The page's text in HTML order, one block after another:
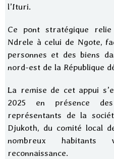
l’Ituri.
Ce pont stratégique
Ndrele à celui de Ngote,
personnes et des biens
nord-est de la République
La remise de cet appui
2025 en présence
représentants de la
Djukoth, du comité local
nombreux habitants
reconnaissance.